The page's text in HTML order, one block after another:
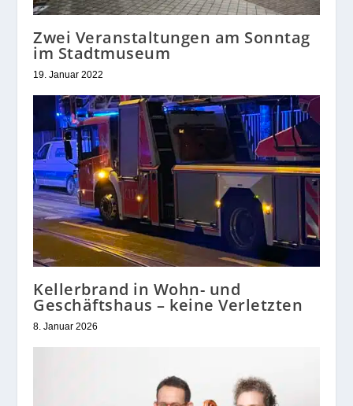
Zwei Veranstaltungen am Sonntag
im Stadtmuseum
19. Januar 2022
Kellerbrand in Wohn- und
Geschäftshaus – keine Verletzten
8. Januar 2026